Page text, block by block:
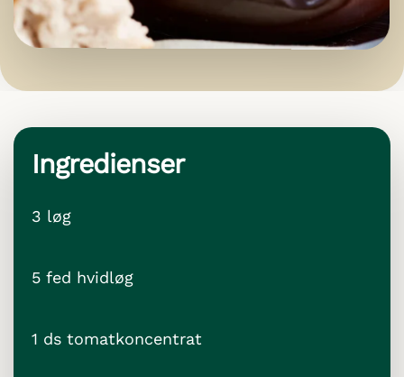
Ingredienser
3 løg
5 fed hvidløg
1 ds tomatkoncentrat